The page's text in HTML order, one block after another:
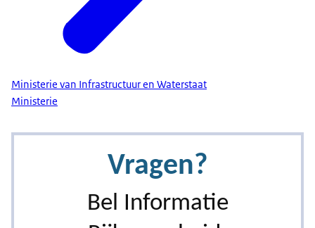
Ministerie van Infrastructuur en Waterstaat
Ministerie